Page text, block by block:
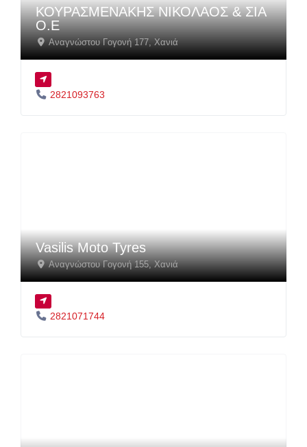
ΚΟΥΡΑΣΜΕΝΑΚΗΣ ΝΙΚΟΛΑΟΣ & ΣΙΑ
Ο.Ε
Αναγνώστου Γογονή 177,Χανιά
2821093763
Vasilis Moto Tyres
Αναγνώστου Γογονή 155,Χανιά
2821071744